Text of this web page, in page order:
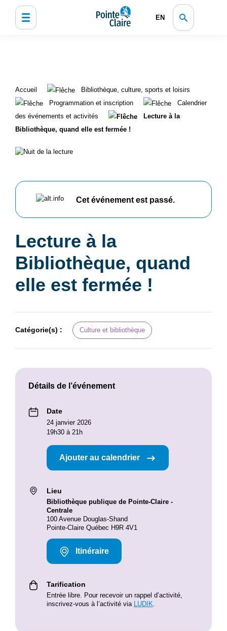
EN
Accueil
Bibliothèque, culture, sports et loisirs
Programmation et inscription
Calendrier
des événements et activités
Lecture à la
Bibliothèque, quand elle est fermée !
Cet événement est passé.
Lecture à la
Bibliothèque, quand
elle est fermée !
Catégorie(s) : Culture et bibliothèque
Détails de l’événement
Date
24 janvier 2026
19h30 à 21h
Ajouter au calendrier
Lieu
Bibliothèque publique de Pointe-Claire -
Centrale
100 Avenue Douglas-Shand
Pointe-Claire Québec H9R 4V1
Itinéraire
Tarification
Entrée libre. Pour recevoir un rappel d’activité,
inscrivez-vous à l’activité via
LUDIK